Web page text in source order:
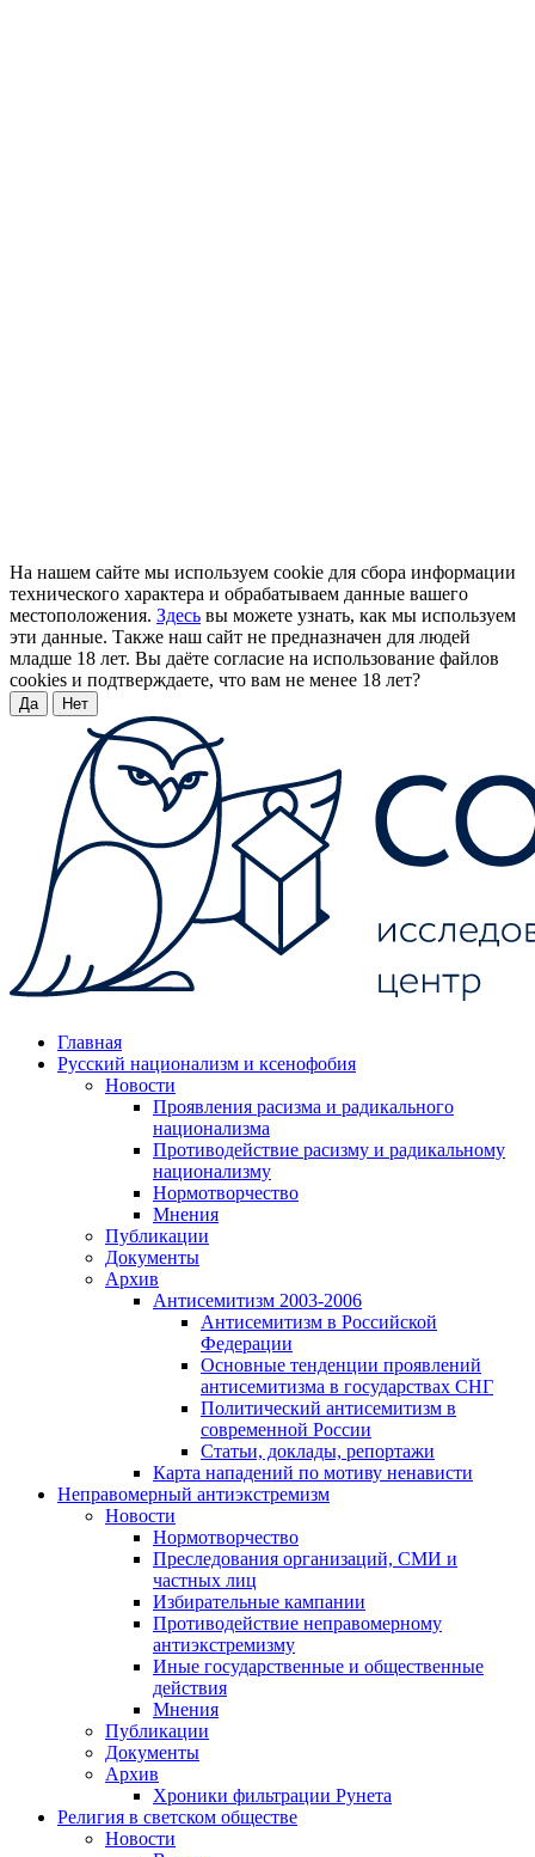
На нашем сайте мы используем cookie для сбора информации
технического характера и обрабатываем данные вашего
местоположения. Здесь вы можете узнать, как мы используем
эти данные. Также наш сайт не предназначен для людей
младше 18 лет. Вы даёте согласие на использование файлов
cookies и подтверждаете, что вам не менее 18 лет?
Да Нет
Главная
Русский национализм и ксенофобия
Новости
Проявления расизма и радикального
национализма
Противодействие расизму и радикальному
национализму
Нормотворчество
Мнения
Публикации
Документы
Архив
Антисемитизм 2003-2006
Антисемитизм в Российской
Федерации
Основные тенденции проявлений
антисемитизма в государствах СНГ
Политический антисемитизм в
современной России
Статьи, доклады, репортажи
Карта нападений по мотиву ненависти
Неправомерный антиэкстремизм
Новости
Нормотворчество
Преследования организаций, СМИ и
частных лиц
Избирательные кампании
Противодействие неправомерному
антиэкстремизму
Иные государственные и общественные
действия
Мнения
Публикации
Документы
Архив
Хроники фильтрации Рунета
Религия в светском обществе
Новости